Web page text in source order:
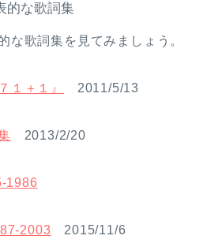
的な歌詞集
な歌詞集を見てみましょう。
１＋１』 2011/5/13
2013/2/20
1986
2003 2015/11/6